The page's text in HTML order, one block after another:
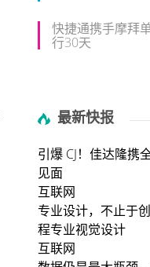
快捷通携手摩拜
行30天
最新快报
引爆 CJ！佳达隆携
见面
互联网
专业设计，不止于
程专业视觉设计
互联网